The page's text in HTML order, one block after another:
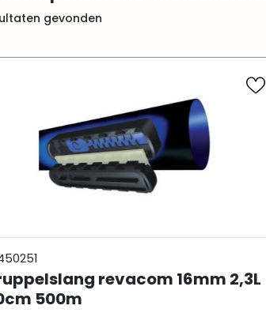
gevonden
revacom 16mm 2,3L
500m